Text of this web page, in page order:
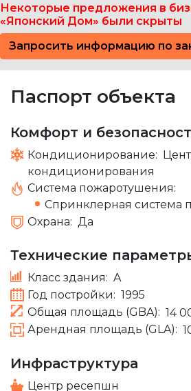
Некоторые предложения в
«Японский Дом» были скрыты
Запросить информацию по
Паспорт объекта
Комфорт и
Кондиционирование:
кондиционирования
Система пожаротушения:
Спринклерная система
Охрана: Да
Технические
Класс здания: A
Год постройки: 1995
Общая площадь (GBA): 14
Арендная площадь (GLA):
Инфраструктура
Центр ресепшн